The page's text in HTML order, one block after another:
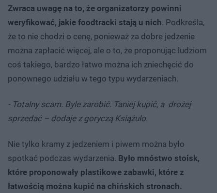
Zwraca uwagę na to, że organizatorzy powinni
weryfikować, jakie foodtracki stają u nich. Podkreśla,
że to nie chodzi o cenę, ponieważ za dobre jedzenie
można zapłacić więcej, ale o to, że proponując ludziom
coś takiego, bardzo łatwo można ich zniechęcić do
ponownego udziału w tego typu wydarzeniach.
- Totalny scam. Byle zarobić. Taniej kupić, a drożej
sprzedać – dodaje z goryczą Książulo.
Nie tylko kramy z jedzeniem i piwem można było
spotkać podczas wydarzenia. Było mnóstwo stoisk,
które proponowały plastikowe zabawki, które z
łatwością można kupić na chińskich stronach.